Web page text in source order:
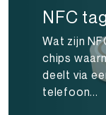
NFC
Wat zijn
chips
deelt via
telefoon...